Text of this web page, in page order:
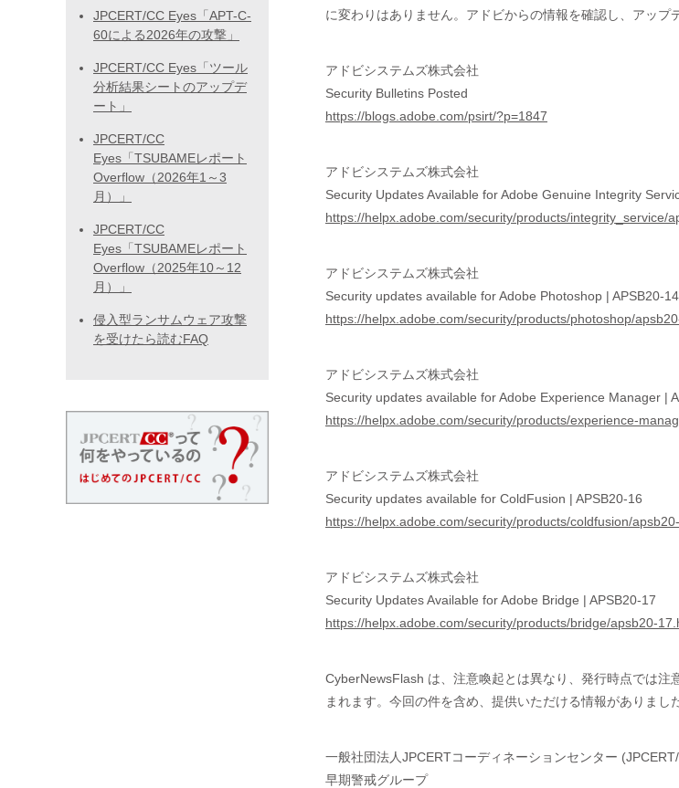
に変わりはありません。アドビからの情報を確認し、アップ
アドビシステムズ株式会社
Security Bulletins Posted
https://blogs.adobe.com/psirt/?p=1847
アドビシステムズ株式会社
Security Updates Available for Adobe Genuine Integrity
https://helpx.adobe.com/security/products/integrity_service/
アドビシステムズ株式会社
Security updates available for Adobe Photoshop | APSB20-14
https://helpx.adobe.com/security/products/photoshop/
アドビシステムズ株式会社
Security updates available for Adobe Experience Manager |
https://helpx.adobe.com/security/products/experience-
アドビシステムズ株式会社
Security updates available for ColdFusion | APSB20-16
https://helpx.adobe.com/security/products/coldfusion/
アドビシステムズ株式会社
Security Updates Available for Adobe Bridge | APSB20-17
https://helpx.adobe.com/security/products/bridge/apsb20-
CyberNewsFlash は、注意喚起とは異なり、発行時点では
まれます。今回の件を含め、提供いただける情報がありまし
一般社団法人JPCERTコーディネーションセンター
早期警戒グループ
JPCERT/CC Eyes「APT-C-
60による2026年の攻撃」
JPCERT/CC Eyes「ツール
分析結果シートのアップデ
ート」
JPCERT/CC
Eyes「TSUBAMEレポート
Overflow（2026年1～3
月）」
JPCERT/CC
Eyes「TSUBAMEレポート
Overflow（2025年10～12
月）」
侵入型ランサムウェア攻撃
を受けたら読むFAQ